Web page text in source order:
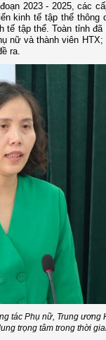
2023 - 2025, các
kinh tế tập thể thông
tế tập thể. Toàn tỉnh
nữ và thành viên
ra.
tác Phụ nữ, Trung
trọng tâm trong thời